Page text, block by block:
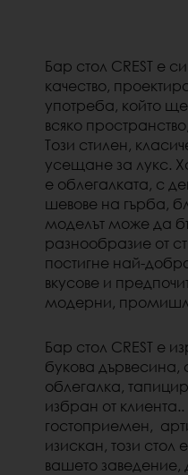
Бар стол CREST е
качество,
употреба, който
всяко
Този стилен,
усещане за лукс.
е облегалката, с
шевове на гърба,
моделът може да
разнообразие от
постигне най-
вкусове и
модерни,
Бар стол CREST е
букова дървесина,
облегалка,
избран от клиента.
гостоприемен,
изискан, този
вашето заведение,